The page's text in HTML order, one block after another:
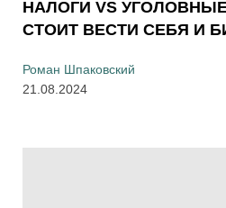
НАЛОГИ VS
СТОИТ ВЕСТИ СЕБЯ И
Роман Шпаковский
21.08.2024